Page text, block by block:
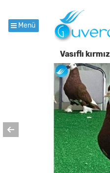
Menü
Vasıflı